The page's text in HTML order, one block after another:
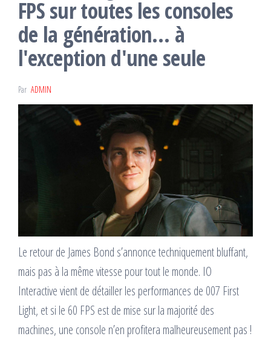
FPS sur toutes les consoles
de la génération… à
l'exception d'une seule
Par ADMIN
Le retour de James Bond s’annonce techniquement bluffant,
mais pas à la même vitesse pour tout le monde. IO
Interactive vient de détailler les performances de 007 First
Light, et si le 60 FPS est de mise sur la majorité des
machines, une console n’en profitera malheureusement pas !